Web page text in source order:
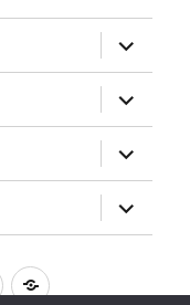
ouvrir
le
sous-
menu
ouvrir
le
sous-
menu
ouvrir
le
sous-
menu
ouvrir
le
sous-
Contact
À